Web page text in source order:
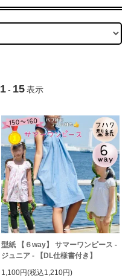
1 - 15 表示
型紙 【６way】 サマーワンピース -
ジュニア - 【DL仕様書付き】
1,100円(税込1,210円)